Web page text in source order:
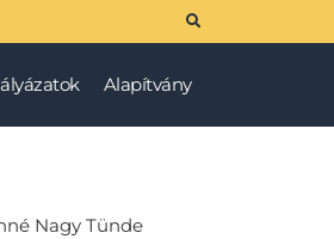
Alapítvány
Nagy Tünde